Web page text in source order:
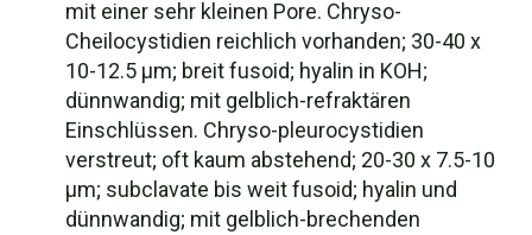
mit einer sehr kleinen Pore. Chryso-
Cheilocystidien reichlich vorhanden; 30-40 x
10-12.5 µm; breit fusoid; hyalin in KOH;
dünnwandig; mit gelblich-refraktären
Einschlüssen. Chryso-pleurocystidien
verstreut; oft kaum abstehend; 20-30 x 7.5-10
µm; subclavate bis weit fusoid; hyalin und
dünnwandig; mit gelblich-brechenden